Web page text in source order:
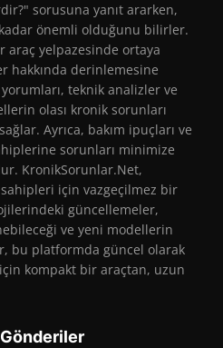
sorusuna yanıt ararken,
önemli olduğunu bilirler.
araç yelpazesinde ortaya
hakkında derinlemesine
teknik analizler ve
olası kronik sorunları
Ayrıca, bakım ipuçları ve
sorunları minimize
KronikSorunlar.Net,
için vazgeçilmez bir
güncellemeler,
ve yeni modellerin
bu platformda güncel olarak
kompakt bir araçtan, uzun